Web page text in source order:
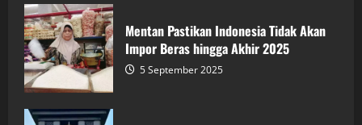
Mentan Pastikan Indonesia Tidak Akan
Impor Beras hingga Akhir 2025
5 September 2025